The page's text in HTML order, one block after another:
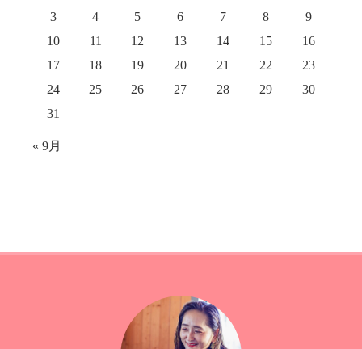
3
4 5 6 7 8
9
10
11 12 13 14 15
16
17
18 19 20 21 22
23
24
25 26 27 28 29
30
31
« 9月